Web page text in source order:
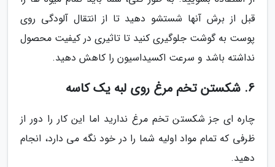
قبل از برش آنها شستشو دهید تا از انتقال آلودگی روی
پوست به گوشت جلوگیری کنید تا تاثیری در کیفیت محصول
نداشته باشد و سرعت اکسیداسیون را کاهش دهید.
6. شکستن تخم مرغ روی لبه یک کاسه
چاره ای جز شکستن تخم مرغ ندارید اما این کار را دور از
ظرفی که تمام مواد اولیه شما را در خود نگه می دارد، انجام
دهید.